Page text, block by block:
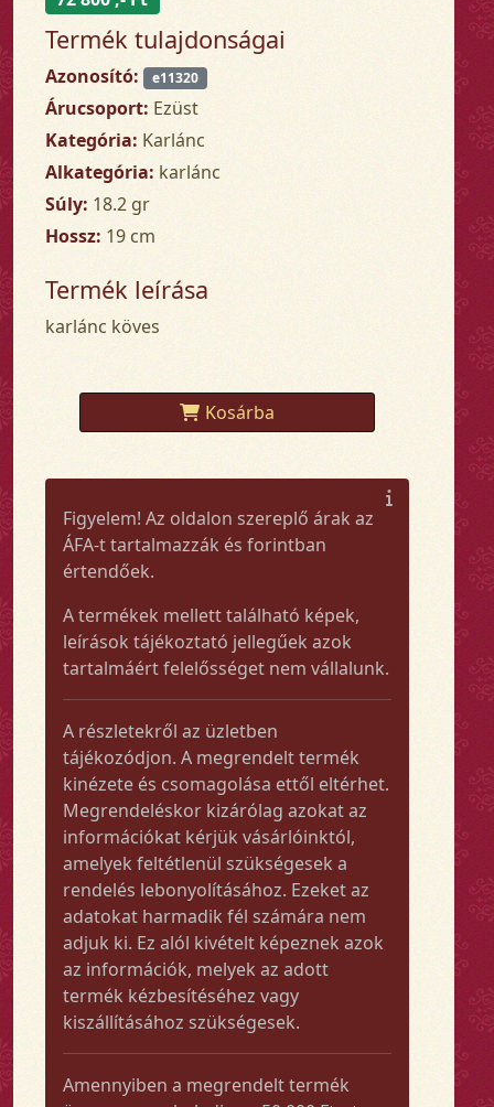
Termék tulajdonságai
Azonosító: e11320
Árucsoport: Ezüst
Kategória: Karlánc
Alkategória: karlánc
Súly: 18.2 gr
Hossz: 19 cm
Termék leírása
karlánc köves
Kosárba
Figyelem! Az oldalon szereplő árak az
ÁFA-t tartalmazzák és forintban
értendőek.
A termékek mellett található képek,
leírások tájékoztató jellegűek azok
tartalmáért felelősséget nem vállalunk.
A részletekről az üzletben
tájékozódjon. A megrendelt termék
kinézete és csomagolása ettől eltérhet.
Megrendeléskor kizárólag azokat az
információkat kérjük vásárlóinktól,
amelyek feltétlenül szükségesek a
rendelés lebonyolításához. Ezeket az
adatokat harmadik fél számára nem
adjuk ki. Ez alól kivételt képeznek azok
az információk, melyek az adott
termék kézbesítéséhez vagy
kiszállításához szükségesek.
Amennyiben a megrendelt termék